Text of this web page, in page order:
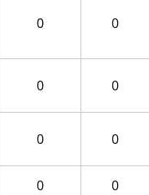
0 0
0 0
0 0
0 0